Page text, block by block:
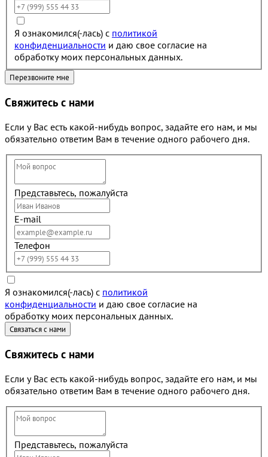
Я ознакомился(-лась) с политикой
конфиденциальности и даю свое согласие на
обработку моих персональных данных.
Свяжитесь с нами
Если у Вас есть какой-нибудь вопрос, задайте его нам, и мы
обязательно ответим Вам в течение одного рабочего дня.
Представьтесь, пожалуйста
E-mail
Телефон
Я ознакомился(-лась) с политикой
конфиденциальности и даю свое согласие на
обработку моих персональных данных.
Свяжитесь с нами
Если у Вас есть какой-нибудь вопрос, задайте его нам, и мы
обязательно ответим Вам в течение одного рабочего дня.
Представьтесь, пожалуйста